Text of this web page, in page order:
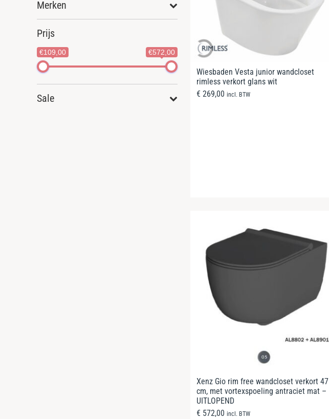
Merken
Prijs
€109,00 €572,00
Sale
Wiesbaden Vesta junior wandcloset
rimless verkort glans wit
€ 269,00 incl. BTW
Xenz Gio rim free wandcloset verkort 47
cm, met vortexspoeling antraciet mat –
UITLOPEND
€ 572,00 incl. BTW